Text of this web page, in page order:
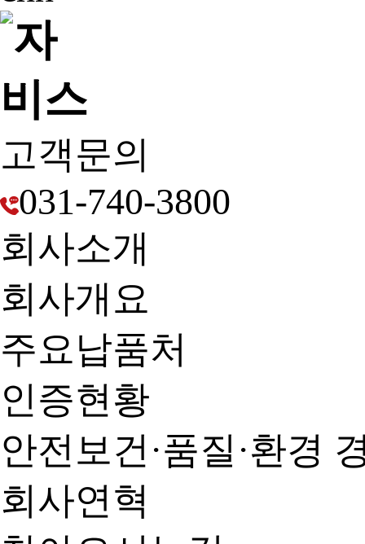
고객문의
031-740-3800
회사소개
회사개요
주요납품처
인증현황
안전보건·품질·환경
회사연혁